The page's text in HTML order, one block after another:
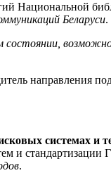
Национальной
Беларуси.
состоянии,
направления
системах и
и
.